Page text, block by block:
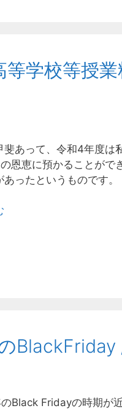
学校等授
あって、令和4年度は
恩恵に預かることがで
あったというものです。
Black Fridayの時期が